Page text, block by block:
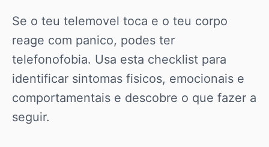
Se o teu telemovel toca e o teu corpo
reage com panico, podes ter
telefonofobia. Usa esta checklist para
identificar sintomas fisicos, emocionais e
comportamentais e descobre o que fazer a
seguir.